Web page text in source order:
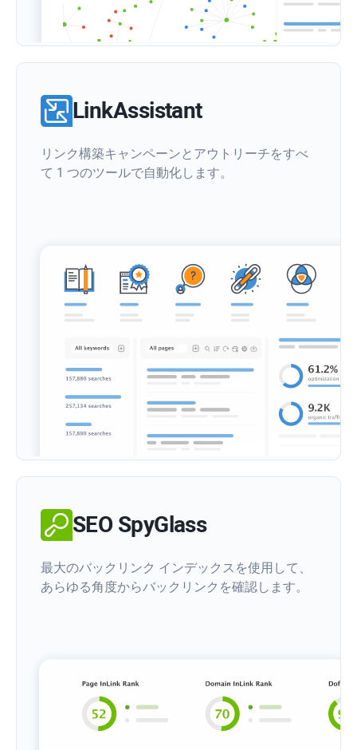
LinkAssistant
リンク構築キャンペーンとアウトリーチをすべ
て 1 つのツールで自動化します。
SEO SpyGlass
最大のバックリンク インデックスを使用して、
あらゆる角度からバックリンクを確認します。